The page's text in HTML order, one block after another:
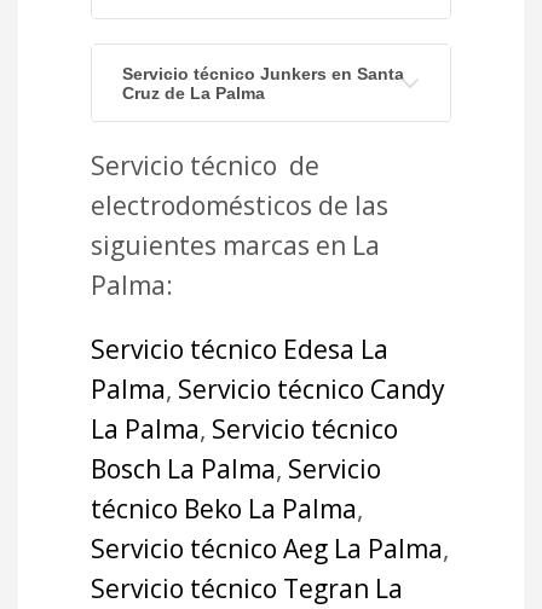
Servicio técnico Junkers en Santa
Cruz de La Palma
Servicio técnico de
electrodomésticos de las
siguientes marcas en La
Palma:
Servicio técnico Edesa La
Palma, Servicio técnico Candy
La Palma, Servicio técnico
Bosch La Palma, Servicio
técnico Beko La Palma,
Servicio técnico Aeg La Palma,
Servicio técnico Tegran La